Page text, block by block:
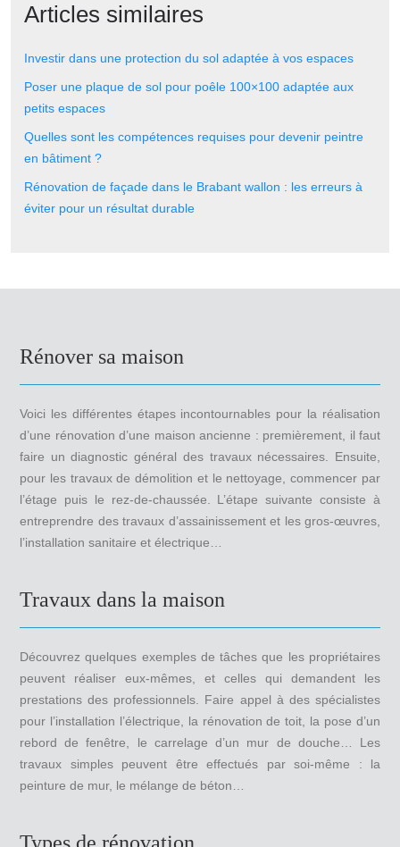
Articles similaires
Investir dans une protection du sol adaptée à vos espaces
Poser une plaque de sol pour poêle 100×100 adaptée aux
petits espaces
Quelles sont les compétences requises pour devenir peintre
en bâtiment ?
Rénovation de façade dans le Brabant wallon : les erreurs à
éviter pour un résultat durable
Rénover sa maison
Voici les différentes étapes incontournables pour la réalisation
d’une rénovation d’une maison ancienne : premièrement, il faut
faire un diagnostic général des travaux nécessaires. Ensuite,
pour les travaux de démolition et le nettoyage, commencer par
l’étage puis le rez-de-chaussée. L’étape suivante consiste à
entreprendre des travaux d’assainissement et les gros-œuvres,
l’installation sanitaire et électrique…
Travaux dans la maison
Découvrez quelques exemples de tâches que les propriétaires
peuvent réaliser eux-mêmes, et celles qui demandent les
prestations des professionnels. Faire appel à des spécialistes
pour l’installation l’électrique, la rénovation de toit, la pose d’un
rebord de fenêtre, le carrelage d’un mur de douche… Les
travaux simples peuvent être effectués par soi-même : la
peinture de mur, le mélange de béton…